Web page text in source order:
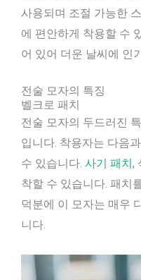
사용되며 조절 가능한
에 편안하게 착용할 수
어 있어 더운 날씨에 인
전술 모자의 특징
벨크로 패치
전술 모자의 두드러진
입니다. 착용자는 다음
수 있습니다. 사기 패치,
착할 수 있습니다. 패치
덕분에 이 모자는 매우
니다.